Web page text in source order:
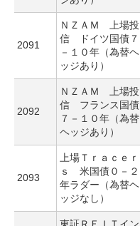
2091
ＮＺＡＭ 上場投
信 ドイツ国債７
－１０年（為替ヘ
ッジあり）
2092
ＮＺＡＭ 上場投
信 フランス国債
７－１０年（為替
ヘッジあり）
2093
上場Ｔｒａｃｅｒ
ｓ 米国債０－２
年ラダー（為替ヘ
ッジなし）